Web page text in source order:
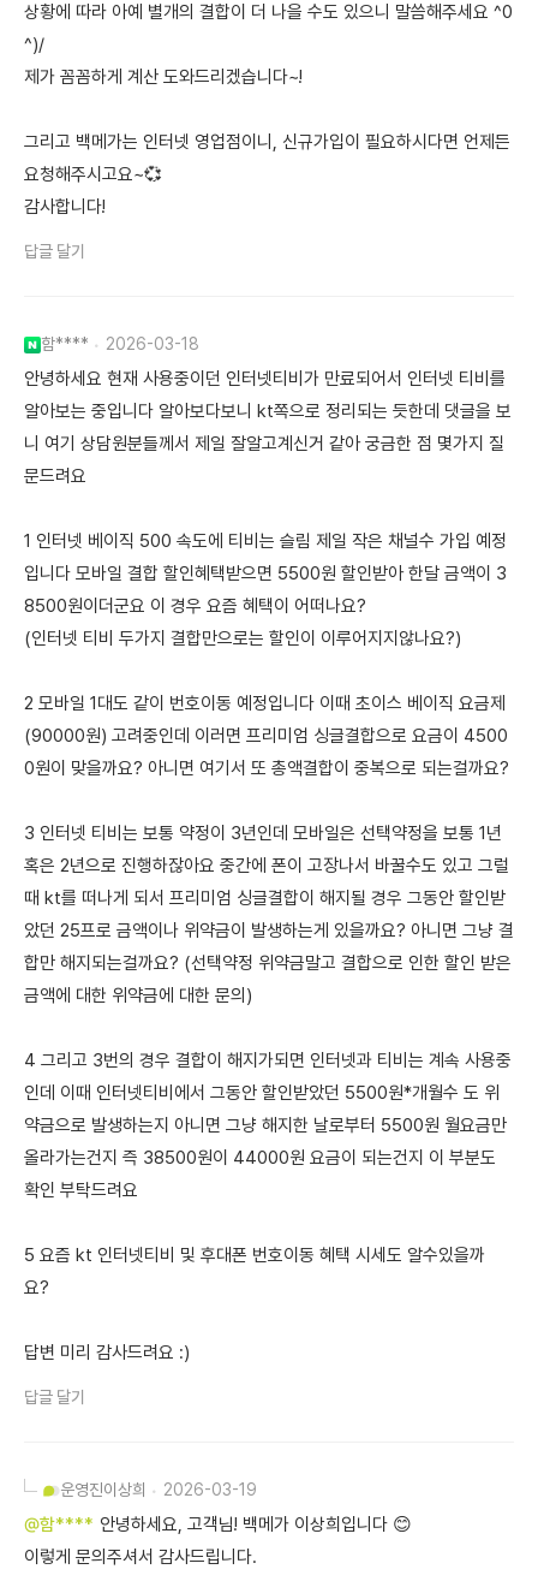
상황에 따라 아예 별개의 결합이 더 나을 수도 있으니 말씀해주세요 ^0
^)/
제가 꼼꼼하게 계산 도와드리겠습니다~!
그리고 백메가는 인터넷 영업점이니, 신규가입이 필요하시다면 언제든
요청해주시고요~💞
감사합니다!
답글 달기
함**** 2026-03-18
안녕하세요 현재 사용중이던 인터넷티비가 만료되어서 인터넷 티비를
알아보는 중입니다 알아보다보니 kt쪽으로 정리되는 듯한데 댓글을 보
니 여기 상담원분들께서 제일 잘알고계신거 같아 궁금한 점 몇가지 질
문드려요
1 인터넷 베이직 500 속도에 티비는 슬림 제일 작은 채널수 가입 예정
입니다 모바일 결합 할인혜택받으면 5500원 할인받아 한달 금액이 3
8500원이더군요 이 경우 요즘 혜택이 어떠나요?
(인터넷 티비 두가지 결합만으로는 할인이 이루어지지않나요?)
2 모바일 1대도 같이 번호이동 예정입니다 이때 초이스 베이직 요금제
(90000원) 고려중인데 이러면 프리미엄 싱글결합으로 요금이 4500
0원이 맞을까요? 아니면 여기서 또 총액결합이 중복으로 되는걸까요?
3 인터넷 티비는 보통 약정이 3년인데 모바일은 선택약정을 보통 1년
혹은 2년으로 진행하잖아요 중간에 폰이 고장나서 바꿀수도 있고 그럴
때 kt를 떠나게 되서 프리미엄 싱글결합이 해지될 경우 그동안 할인받
았던 25프로 금액이나 위약금이 발생하는게 있을까요? 아니면 그냥 결
합만 해지되는걸까요? (선택약정 위약금말고 결합으로 인한 할인 받은
금액에 대한 위약금에 대한 문의)
4 그리고 3번의 경우 결합이 해지가되면 인터넷과 티비는 계속 사용중
인데 이때 인터넷티비에서 그동안 할인받았던 5500원*개월수 도 위
약금으로 발생하는지 아니면 그냥 해지한 날로부터 5500원 월요금만
올라가는건지 즉 38500원이 44000원 요금이 되는건지 이 부분도
확인 부탁드려요
5 요즘 kt 인터넷티비 및 후대폰 번호이동 혜택 시세도 알수있을까
요?
답변 미리 감사드려요 :)
답글 달기
운영진이상희 2026-03-19
@함**** 안녕하세요, 고객님! 백메가 이상희입니다 😊
이렇게 문의주셔서 감사드립니다.